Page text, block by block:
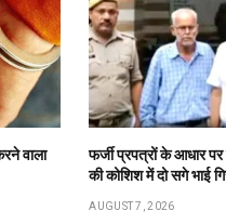
वाला
फर्जी प्रपत्रों के आधार
की कोशिश में दो सगे भाई
AUGUST 7, 2026